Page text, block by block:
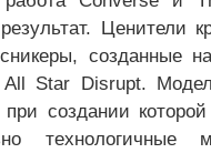
Ценители
созданные
All Star Disrupt.
создании
технологичные